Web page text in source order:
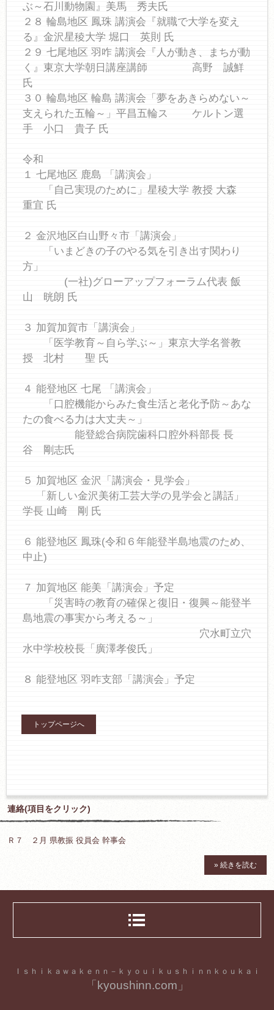
ぶ～石川動物園』美馬 秀夫氏
２８ 輪島地区 鳳珠 講演会『就職で大学を変え
る』金沢星稜大学 堀口 英則 氏
２９ 七尾地区 羽咋 講演会『人が動き、まちが動
く』東京大学朝日講座講師 高野 誠鮮
氏
３０ 輪島地区 輪島 講演会「夢をあきらめない～
支えられた五輪～」平昌五輪ス ケルトン選
手 小口 貴子 氏
令和
１ 七尾地区 鹿島 「講演会」
「自己実現のために」星稜大学 教授 大森
重宜 氏
２ 金沢地区白山野々市「講演会」
「いまどきの子のやる気を引き出す関わり
方」
(一社)グローアップフォーラム代表 飯
山 晄朗 氏
３ 加賀加賀市「講演会」
「医学教育～自ら学ぶ～」東京大学名誉教
授 北村 聖 氏
４ 能登地区 七尾 「講演会」
「口腔機能からみた食生活と老化予防～あな
たの食べる力は大丈夫～」
能登総合病院歯科口腔外科部長 長
谷 剛志氏
５ 加賀地区 金沢「講演会・見学会」
「新しい金沢美術工芸大学の見学会と講話」
学長 山崎 剛 氏
６ 能登地区 鳳珠(令和６年能登半島地震のため、
中止)
７ 加賀地区 能美「講演会」予定
「災害時の教育の確保と復旧・復興～能登半
島地震の事実から考える～」
穴水町立穴
水中学校校長「廣澤孝俊氏」
８ 能登地区 羽咋支部「講演会」予定
トップページへ
連絡(項目をクリック)
Ｒ７ ２月 県教振 役員会 幹事会
» 続きを読む
Ｉｓｈｉｋａｗａｋｅｎｎ－ｋｙｏｕｉｋｕｓｈｉｎｎｋｏｕｋａｉ
「kyoushinn.com」